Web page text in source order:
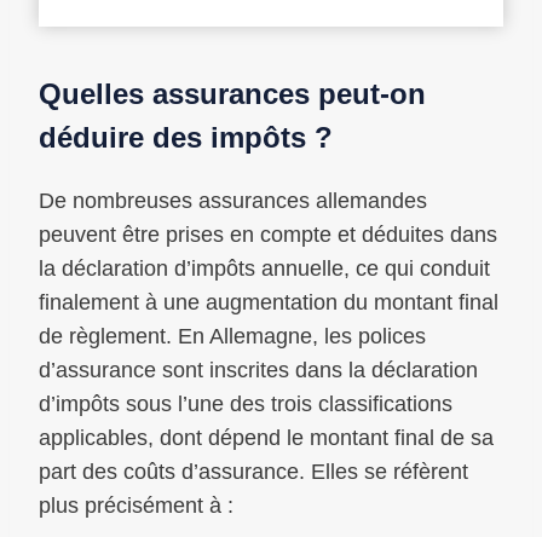
Quelles assurances peut-on
déduire des impôts ?
De nombreuses assurances allemandes
peuvent être prises en compte et déduites dans
la déclaration d’impôts annuelle, ce qui conduit
finalement à une augmentation du montant final
de règlement. En Allemagne, les polices
d’assurance sont inscrites dans la déclaration
d’impôts sous l’une des trois classifications
applicables, dont dépend le montant final de sa
part des coûts d’assurance. Elles se réfèrent
plus précisément à :